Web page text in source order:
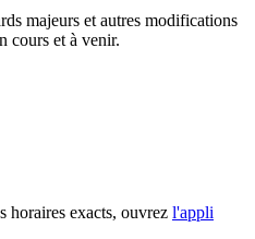
majeurs et autres modifications
cours et à venir.
horaires exacts, ouvrez l'appli